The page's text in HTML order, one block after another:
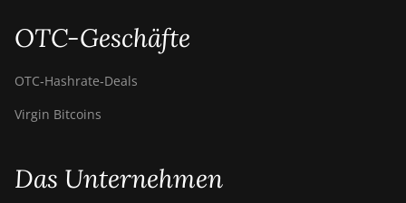
OTC-Geschäfte
OTC‑Hashrate‑Deals
Virgin Bitcoins
Das Unternehmen